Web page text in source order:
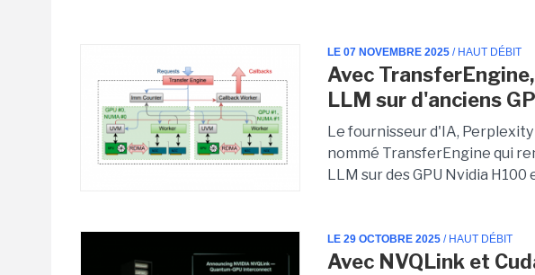
LE 07 NOVEMBRE 2025 / HAUT DÉBIT
Avec
LLM sur d'anciens
Le fournisseur d'IA,
nommé TransferEngine qui
LLM sur des GPU Nvidia H100
LE 29 OCTOBRE 2025 / HAUT DÉBIT
Avec NVQLink et